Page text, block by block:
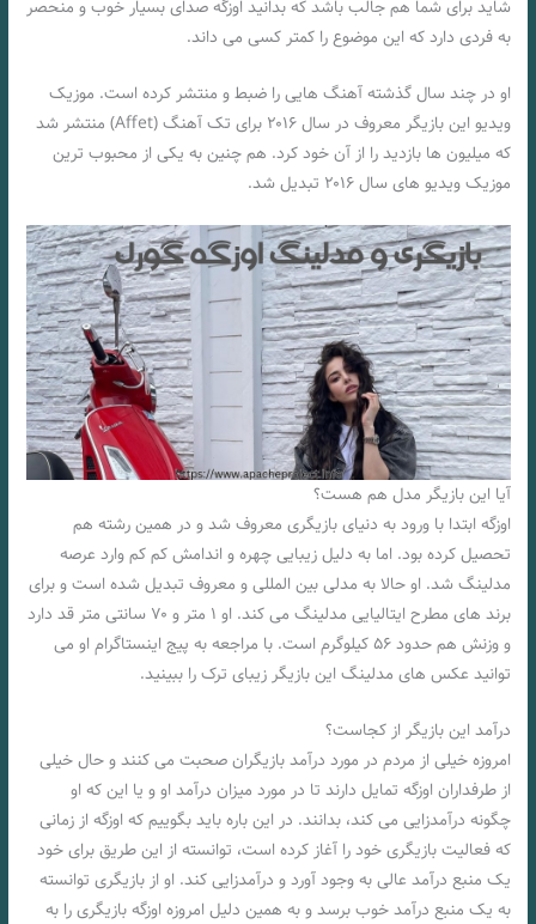
شاید برای شما هم جالب باشد که بدانید اوزگه صدای بسیار خوب و منحصر
به فردی دارد که این موضوع را کمتر کسی می‌ داند.
او در چند سال گذشته آهنگ هایی را ضبط و منتشر کرده است. موزیک
ویدیو این بازیگر معروف در سال ۲۰۱۶ برای تک آهنگ (Affet) منتشر شد
که میلیون ها بازدید را از آن خود کرد. هم چنین به یکی از محبوب ترین
موزیک ویدیو های سال ۲۰۱۶ تبدیل شد.
آیا این بازیگر مدل هم هست؟
اوزگه ابتدا با ورود به دنیای بازیگری معروف شد و در همین رشته هم
تحصیل کرده بود. اما به دلیل زیبایی چهره و اندامش کم کم وارد عرصه
مدلینگ شد. او حالا به مدلی بین المللی و معروف تبدیل شده است و برای
برند های مطرح ایتالیایی مدلینگ می کند. او ۱ متر و ۷۰ سانتی متر قد دارد
و وزنش هم حدود ۵۶ کیلوگرم است. با مراجعه به پیج اینستاگرام او می
توانید عکس های مدلینگ این بازیگر زیبای ترک را ببینید.
درآمد این بازیگر از کجاست؟
امروزه خیلی از مردم در مورد درآمد بازیگران صحبت می کنند و حال خیلی
از طرفداران اوزگه تمایل دارند تا در مورد میزان درآمد او و یا این که او
چگونه درآمدزایی می‌ کند، بدانند. در این باره باید بگوییم که اوزگه از زمانی
که فعالیت بازیگری خود را آغاز کرده است، توانسته از این طریق برای خود
یک منبع درآمد عالی به وجود آورد و درآمدزایی کند. او از بازیگری توانسته
به یک منبع درآمد خوب برسد و به همین دلیل امروزه اوزگه بازیگری را به